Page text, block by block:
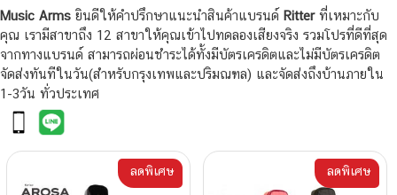
Music Arms ยินดีให้คำปรึกษาแนะนำสินค้าแบรนด์ Ritter ที่เหมาะกับ
คุณ เรามีสาขาถึง 12 สาขาให้คุณเข้าไปทดลองเสียงจริง รวมโปรที่ดีที่สุด
จากทางแบรนด์ สามารถผ่อนชำระได้ทั้งมีบัตรเครดิตและไม่มีบัตรเครดิต
จัดส่งทันทีในวัน(สำหรับกรุงเทพและปริมณฑล) และจัดส่งถึงบ้านภายใน
1-3วัน ทั่วประเทศ
ลดพิเศษ ลดพิเศษ